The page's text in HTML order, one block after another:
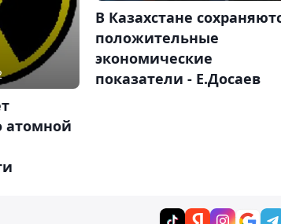
атомной
В Казахстане
положительные
экономические
показатели - Е.Досаев